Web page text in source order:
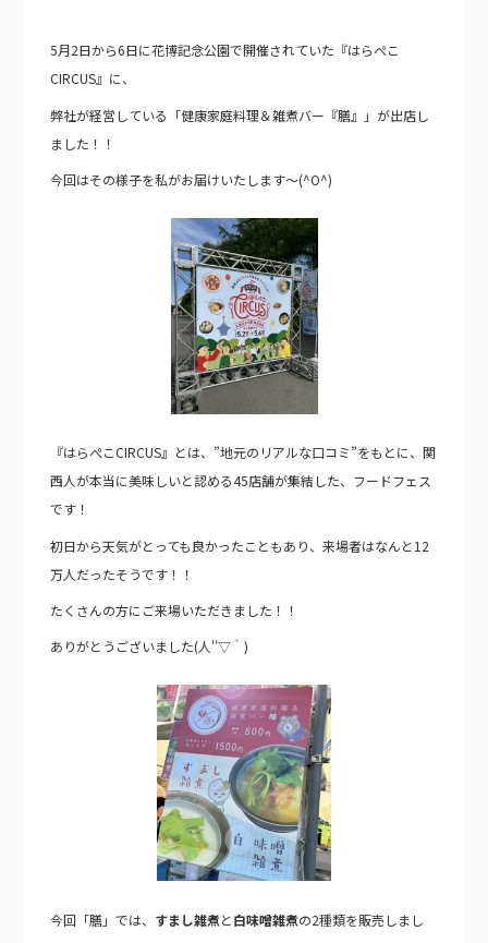
5月2日から6日に花博記念公園で開催されていた『はらぺこ
CIRCUS』に、
弊社が経営している「健康家庭料理＆雑煮バー『膳』」が出店し
ました！！
今回はその様子を私がお届けいたします～(^O^)
『はらぺこCIRCUS』とは、”地元のリアルな口コミ”をもとに、関
西人が本当に美味しいと認める45店舗が集結した、フードフェス
です！
初日から天気がとっても良かったこともあり、来場者はなんと12
万人だったそうです！！
たくさんの方にご来場いただきました！！
ありがとうございました(人''▽｀)
今回「膳」では、 すまし雑煮と白味噌雑煮の2種類を販売しまし